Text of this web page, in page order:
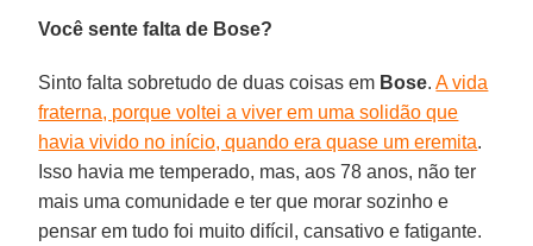
Você sente falta de Bose?
Sinto falta sobretudo de duas coisas em Bose.A vida
fraterna, porque voltei a viver em uma solidão que
havia vivido no início, quando era quase um eremita.
Isso havia me temperado, mas, aos 78 anos, não ter
mais uma comunidade e ter que morar sozinho e
pensar em tudo foi muito difícil, cansativo e fatigante.